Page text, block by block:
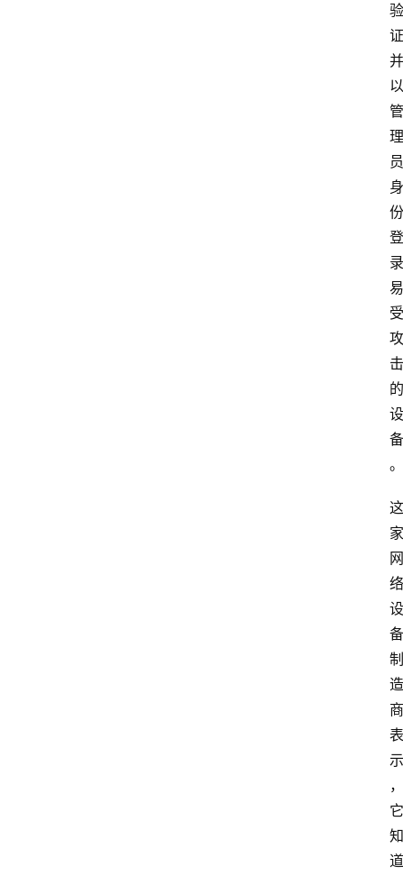
验
证
并
以
管
理
员
身
份
登
录
易
受
攻
击
的
设
备
。
这
家
网
络
设
备
制
造
商
表
示
，
它
知
道